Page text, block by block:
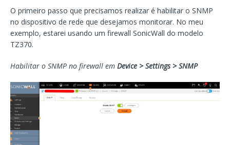
O primeiro passo que precisamos realizar é habilitar o SNMP
no dispositivo de rede que desejamos monitorar. No meu
exemplo, estarei usando um firewall SonicWall do modelo
TZ370.
Habilitar o SNMP no firewall em Device > Settings > SNMP